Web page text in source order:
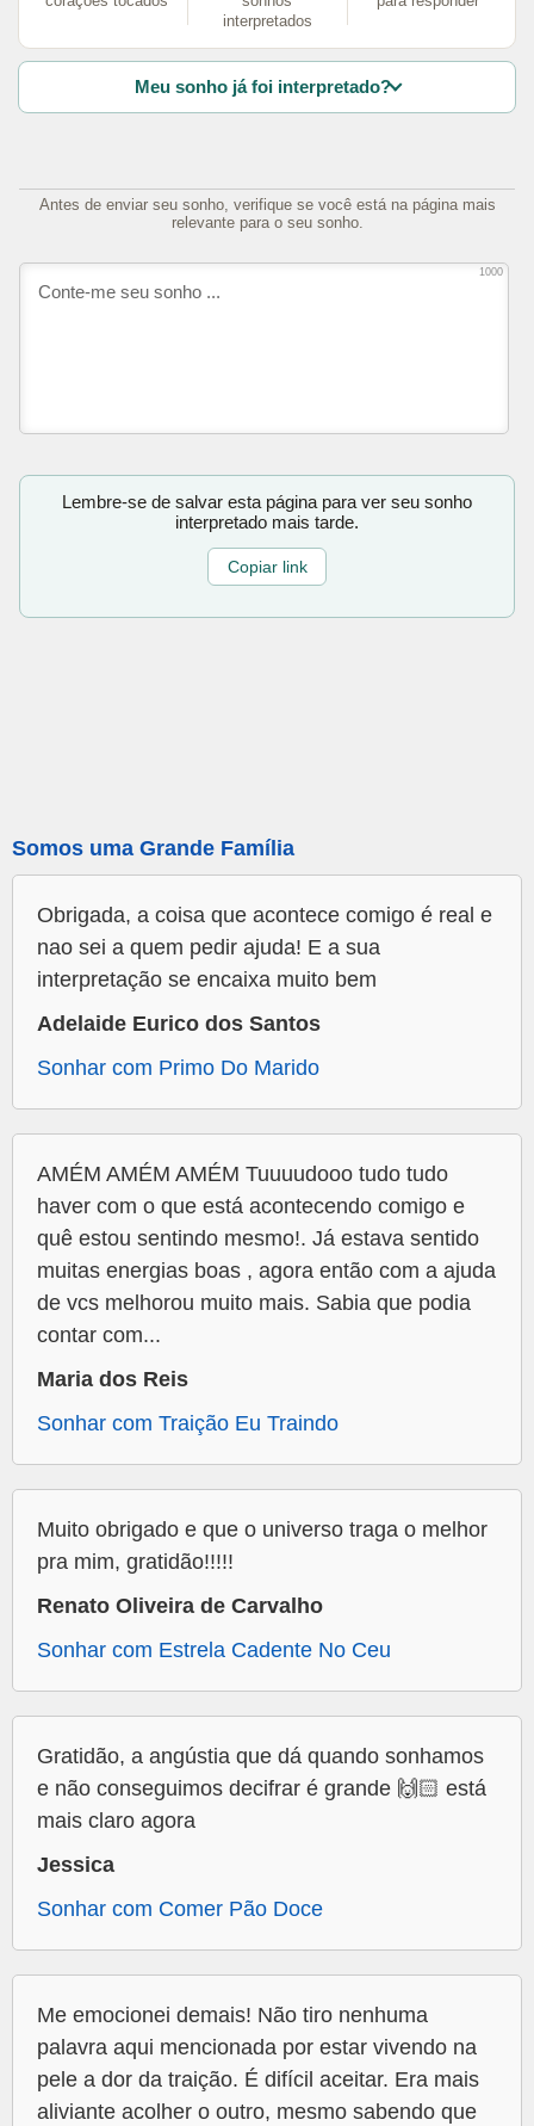
interpretados
Meu sonho já foi interpretado?
Antes de enviar seu sonho, verifique se você está na página mais
relevante para o seu sonho.
1000
Lembre-se de salvar esta página para ver seu sonho
interpretado mais tarde.
Copiar link
Somos uma Grande Família
Obrigada, a coisa que acontece comigo é real e
nao sei a quem pedir ajuda! E a sua
interpretação se encaixa muito bem
Adelaide Eurico dos Santos
Sonhar com Primo Do Marido
AMÉM AMÉM AMÉM Tuuuudooo tudo tudo
haver com o que está acontecendo comigo e
quê estou sentindo mesmo!. Já estava sentido
muitas energias boas , agora então com a ajuda
de vcs melhorou muito mais. Sabia que podia
contar com...
Maria dos Reis
Sonhar com Traição Eu Traindo
Muito obrigado e que o universo traga o melhor
pra mim, gratidão!!!!!
Renato Oliveira de Carvalho
Sonhar com Estrela Cadente No Ceu
Gratidão, a angústia que dá quando sonhamos
e não conseguimos decifrar é grande 🙌🏻 está
mais claro agora
Jessica
Sonhar com Comer Pão Doce
Me emocionei demais! Não tiro nenhuma
palavra aqui mencionada por estar vivendo na
pele a dor da traição. É difícil aceitar. Era mais
aliviante acolher o outro, mesmo sabendo que